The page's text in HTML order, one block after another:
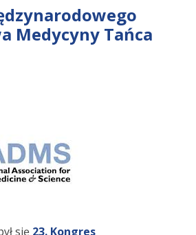
Medycyny Tańca
się 23. Kongres